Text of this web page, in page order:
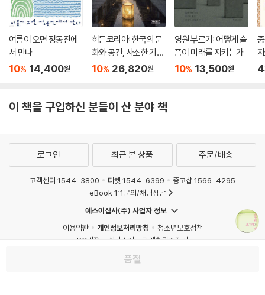
“소유냐 존재냐?” 하는 질문은 “언제 소유이고 언제 존재인가?”라는 질
문으로 변화한다. --- p.303
이 모든 것은 물건들과 연관된 것이 아니라 좋은 인생과 관련되어 있다.
--- p.323
목표를 이루기 위한 존재 수단으로 등장한다. 불안 해소와 통제력, 자아실
현, 소속감과 특별함, 인식론적 동기, 사고와 자극을 향한 욕구 등의 존재
동기들은 소유 동기들과도 겹치므로, 소유 수단으로 활용할지 존재 수단으
로 활용할지는 개인의 자발적 의지에 따라 결정된다.
7장 소유는 행복하게 만드는가?
소유와 행복의 관계는 어떨까? 부자들은 모두가 행복할까? 가난한 사람들
소유가 불행을 불러올 수 있다. 그러나 소유가 존재 목표에 이르기 위한 일
시적인 수단으로 활용될 때는 여유와 관용이 생겨나며 행복감을 가져올 수
8장 존재는 행복하게 만드는가?
많은 것을 포기하고 생활하는 ‘자발적 간소함’은 존재 측면에서의 행복만
를 바라지 않고 본인이 베푸는 삶 속에서 만족을 얻는다는 연구 결과를 참
여름이 오면 정동진에
서 만나
10% 14,400원
히든코리아: 한국의 문
화와 공간, 사소한 기적
들
10% 26,820원
영원 부르기: 어떻게 슬
픔이 미래를 지키는가
10% 13,500원
이 책을 구입하신 분들이 산 분야 책
품절
로그인 최근 본 상품 주문/배송
고객센터 1544-3800 티켓 1544-6399
중고샵 1566-4295
eBook 1:1문의/채팅상담
예스이십사(주) 사업자 정보
이용약관
개인정보처리방침
청소년보호정책
PC버전
회사소개
거래처관계자께